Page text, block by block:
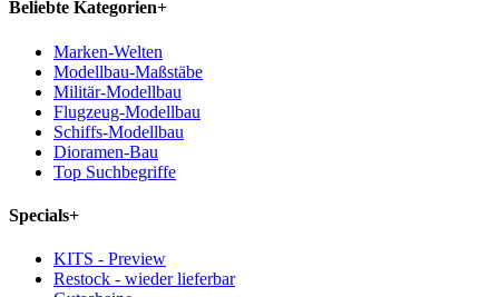
Beliebte Kategorien+
Marken-Welten
Modellbau-Maßstäbe
Militär-Modellbau
Flugzeug-Modellbau
Schiffs-Modellbau
Dioramen-Bau
Top Suchbegriffe
Specials+
KITS - Preview
Restock - wieder lieferbar